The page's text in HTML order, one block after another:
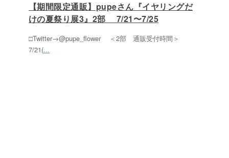
【期間限定通販】pupeさん『イヤリングだ
けの夏祭り展3』2部 7/21〜7/25
□Twitter→@pupe_flower ＜2部 通販受付時間＞
7/21(...